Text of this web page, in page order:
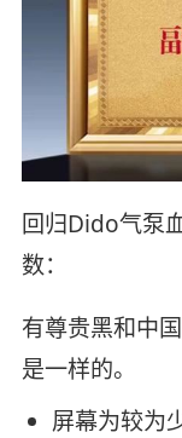
回归Dido气泵
数：
有尊贵黑和中
是一样的。
屏幕为较为